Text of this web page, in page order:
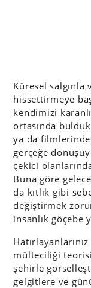
Küresel salgınla
hissettirmeye
kendimizi
ortasında
ya da
gerçeğe
çekici
Buna göre
da kıtlık gibi
değiştirmek
insanlık göçebe
mülteciliği
şehirle
gelgitlere ve